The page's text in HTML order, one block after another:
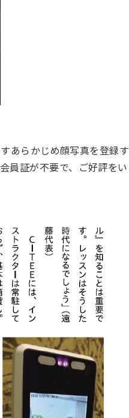
あらかじめ顔写真を登録す
員証が不要で、ご好評をい